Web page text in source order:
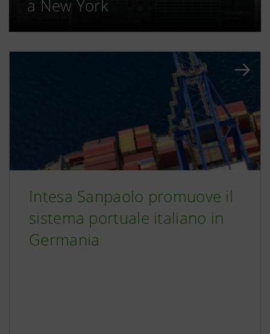
a New York
Intesa Sanpaolo promuove il
sistema portuale italiano in
Germania